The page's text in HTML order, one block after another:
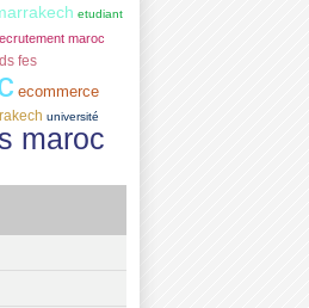
etudiant
maroc
fes
ecommerce
université
maroc